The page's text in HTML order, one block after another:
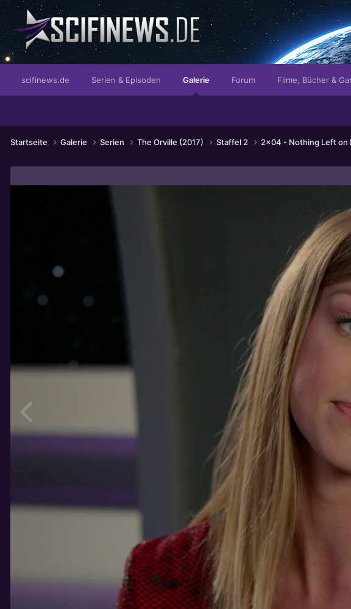
scifinews.de Serien & Episoden Galerie Forum Filme, Bücher &
Startseite Galerie Serien The Orville (2017) Staffel 2 2x04 - Nothing Left on